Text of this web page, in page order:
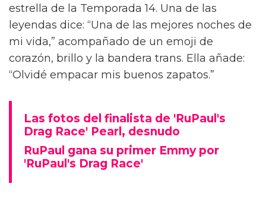
contra la plataforma de su padre, X. Las fotos
la muestran durante el estreno y la proyección
de la nueva temporada el 8 de mayo en la
ciudad de Nueva York.
aniversario desde que salió del clóset, se ve
con las competidoras trans Kerri Colby y
Bosco, así como con Jasmine Kennedie, una